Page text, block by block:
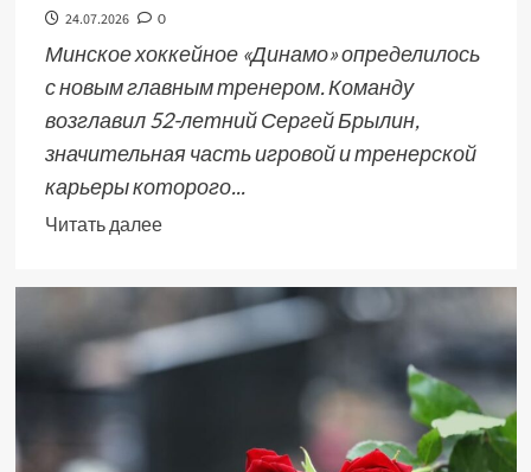
24.07.2026 0
Минское хоккейное «Динамо» определилось
с новым главным тренером. Команду
возглавил 52-летний Сергей Брылин,
значительная часть игровой и тренерской
карьеры которого...
Читать далее